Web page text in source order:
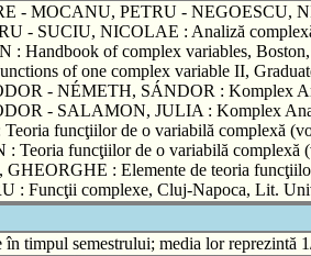
- MOCANU, PETRU - NEGOESCU,
- SUCIU, NICOLAE : Analiză
Handbook of complex variables,
of one complex variable II,
- NÉMETH, SÁNDOR : Komplex
- SALAMON, JULIA : Komplex
funcţiilor de o variabilă complexă
Teoria funcţiilor de o variabilă complexă
: Elemente de teoria
: Funcţii complexe, Cluj-Napoca, Lit.
în timpul semestrului; media lor reprezintă